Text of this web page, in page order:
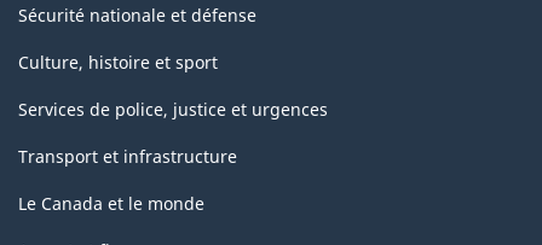
Sécurité nationale et défense
Culture, histoire et sport
Services de police, justice et urgences
Transport et infrastructure
Le Canada et le monde